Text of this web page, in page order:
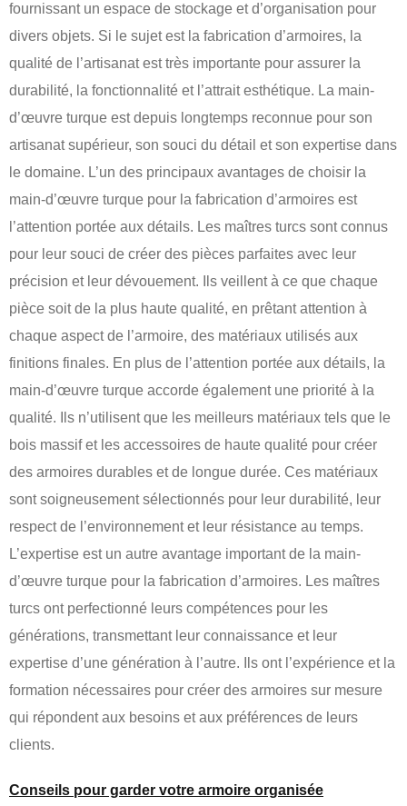
fournissant un espace de stockage et d’organisation pour
divers objets. Si le sujet est la fabrication d’armoires, la
qualité de l’artisanat est très importante pour assurer la
durabilité, la fonctionnalité et l’attrait esthétique. La main-
d’œuvre turque est depuis longtemps reconnue pour son
artisanat supérieur, son souci du détail et son expertise dans
le domaine. L’un des principaux avantages de choisir la
main-d’œuvre turque pour la fabrication d’armoires est
l’attention portée aux détails. Les maîtres turcs sont connus
pour leur souci de créer des pièces parfaites avec leur
précision et leur dévouement. Ils veillent à ce que chaque
pièce soit de la plus haute qualité, en prêtant attention à
chaque aspect de l’armoire, des matériaux utilisés aux
finitions finales. En plus de l’attention portée aux détails, la
main-d’œuvre turque accorde également une priorité à la
qualité. Ils n’utilisent que les meilleurs matériaux tels que le
bois massif et les accessoires de haute qualité pour créer
des armoires durables et de longue durée. Ces matériaux
sont soigneusement sélectionnés pour leur durabilité, leur
respect de l’environnement et leur résistance au temps.
L’expertise est un autre avantage important de la main-
d’œuvre turque pour la fabrication d’armoires. Les maîtres
turcs ont perfectionné leurs compétences pour les
générations, transmettant leur connaissance et leur
expertise d’une génération à l’autre. Ils ont l’expérience et la
formation nécessaires pour créer des armoires sur mesure
qui répondent aux besoins et aux préférences de leurs
clients.
Conseils pour garder votre armoire organisée